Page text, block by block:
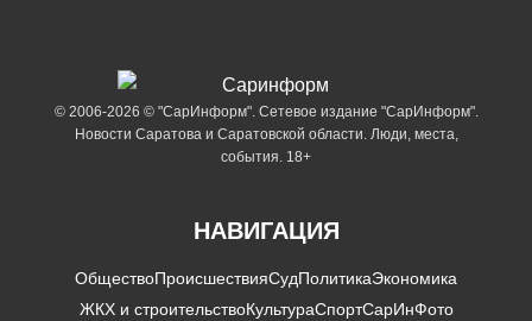
© 2006-2026 © "СарИнформ". Сетевое издание "СарИнформ".
Новости Саратова и Саратовской области. Люди, места,
события. 18+
НАВИГАЦИЯ
ОбществоПроисшествияСудПолитикаЭкономика
ЖКХ и строительствоКультураСпортСарИнФото